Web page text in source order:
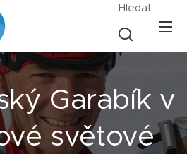
Hledat
Garabík v
světové